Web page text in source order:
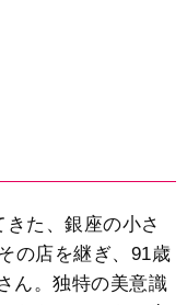
た、銀座の小さ
の店を継ぎ、91歳
ん。独特の美意識